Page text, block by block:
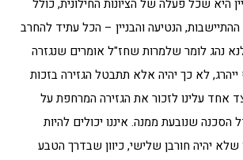
היא שכל פעלה של הציונות החילונית, כולל
הנטיעה והבניין – הכל עתיד להחרב
נהג לומר שלמרות שחז"ל אומרים שנגזרה
ייהרג, לא כך יהיה אלא תתבטל הגזירה בזכות
אחד עלינו לזכור את הגזירה המרחפת על
הסכנה שנובעת ממנה. איננו יכולים להיות
יהיה חורבן שלישי, כיוון שבדרך הטבע